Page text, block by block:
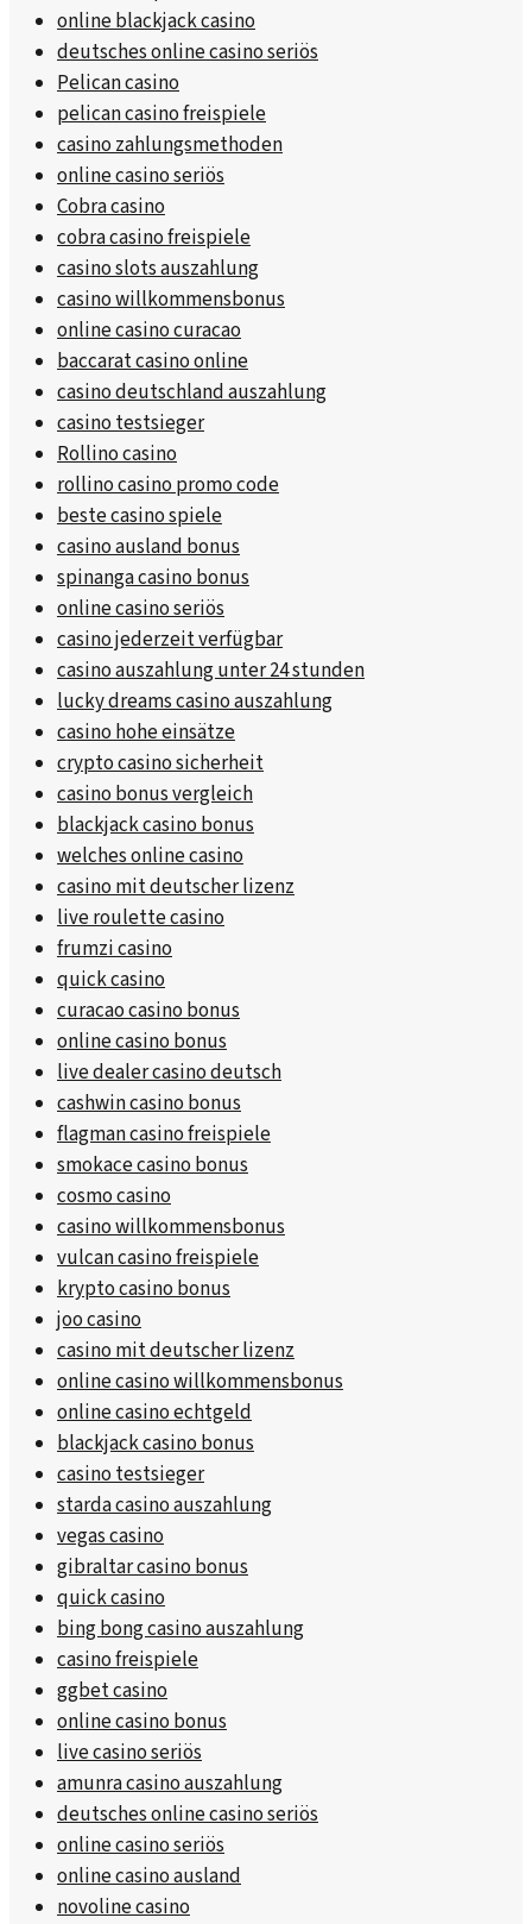
online blackjack casino
deutsches online casino seriös
Pelican casino
pelican casino freispiele
casino zahlungsmethoden
online casino seriös
Cobra casino
cobra casino freispiele
casino slots auszahlung
casino willkommensbonus
online casino curacao
baccarat casino online
casino deutschland auszahlung
casino testsieger
Rollino casino
rollino casino promo code
beste casino spiele
casino ausland bonus
spinanga casino bonus
online casino seriös
casino jederzeit verfügbar
casino auszahlung unter 24 stunden
lucky dreams casino auszahlung
casino hohe einsätze
crypto casino sicherheit
casino bonus vergleich
blackjack casino bonus
welches online casino
casino mit deutscher lizenz
live roulette casino
frumzi casino
quick casino
curacao casino bonus
online casino bonus
live dealer casino deutsch
cashwin casino bonus
flagman casino freispiele
smokace casino bonus
cosmo casino
casino willkommensbonus
vulcan casino freispiele
krypto casino bonus
joo casino
casino mit deutscher lizenz
online casino willkommensbonus
online casino echtgeld
blackjack casino bonus
casino testsieger
starda casino auszahlung
vegas casino
gibraltar casino bonus
quick casino
bing bong casino auszahlung
casino freispiele
ggbet casino
online casino bonus
live casino seriös
amunra casino auszahlung
deutsches online casino seriös
online casino seriös
online casino ausland
novoline casino